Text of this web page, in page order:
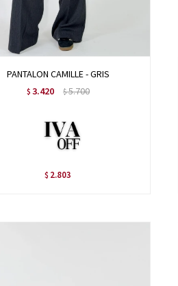
PANTALON CAMILLE - GRIS
$ 3.420 $5.700
$ 2.803